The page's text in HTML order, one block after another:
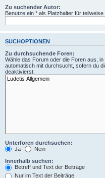
Zu suchender Autor:
Benutze ein * als Platzhalter für teilweise
SUCHOPTIONEN
Zu durchsuchende Foren:
Wähle das Forum oder die Foren aus,
automatisch mit durchsucht, sofern du
deaktivierst.
Unterforen durchsuchen:
Ja
Nein
Innerhalb suchen:
Betreff und Text der Beiträge
Nur im Text der Beiträge